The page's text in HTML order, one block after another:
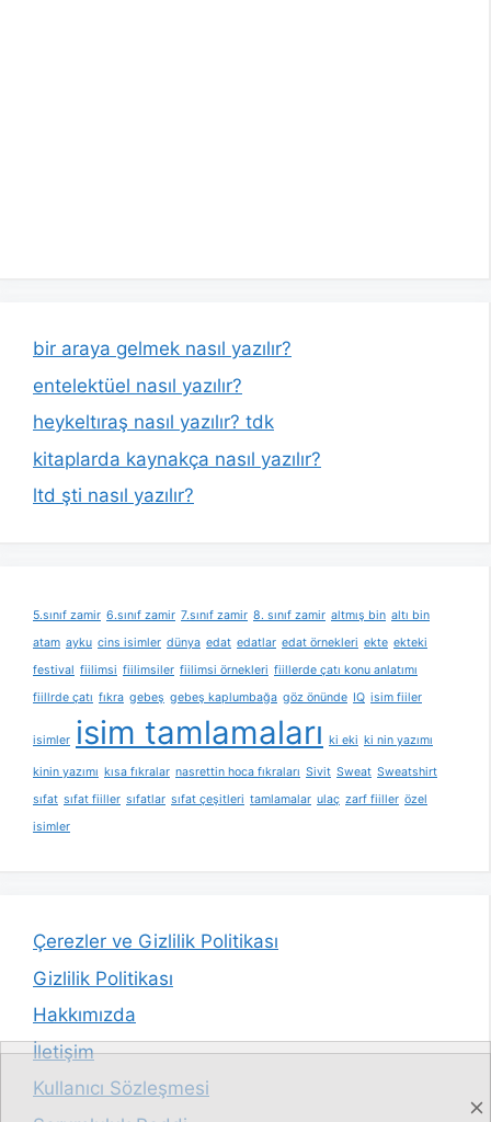
bir araya gelmek nasıl yazılır?
entelektüel nasıl yazılır?
heykeltıraş nasıl yazılır? tdk
kitaplarda kaynakça nasıl yazılır?
ltd şti nasıl yazılır?
5.sınıf zamir 6.sınıf zamir 7.sınıf zamir 8. sınıf zamir altmış bin altı bin
atam ayku cins isimler dünya edat edatlar edat örnekleri ekte ekteki
festival fiilimsi fiilimsiler fiilimsi örnekleri fiillerde çatı konu anlatımı
fiillrde çatı fıkra gebeş gebeş kaplumbağa göz önünde IQ isim fiiler
isimler isim tamlamaları ki eki ki nin yazımı
kinin yazımı kısa fıkralar nasrettin hoca fıkraları Sivit Sweat Sweatshirt
sıfat sıfat fiiller sıfatlar sıfat çeşitleri tamlamalar ulaç zarf fiiller özel
isimler
Çerezler ve Gizlilik Politikası
Gizlilik Politikası
Hakkımızda
İletişim
Kullanıcı Sözleşmesi